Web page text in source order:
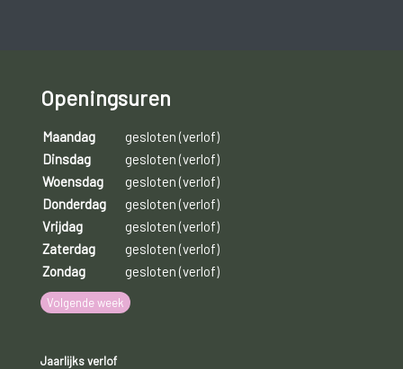
verminderen.
Mogelijke behandelingenzijn:
Kunsttranen (druppels, gel, zalven);
Pluggen (traanafvoer kanaaltje of traanpunten tijdelijk
of definitief dichtmaken).
Openingsuren
Maandag
gesloten (verlof)
Dinsdag
gesloten (verlof)
Woensdag
gesloten (verlof)
Donderdag
gesloten (verlof)
Vrijdag
gesloten (verlof)
Zaterdag
gesloten (verlof)
Zondag
gesloten (verlof)
Volgende week
Jaarlijks verlof